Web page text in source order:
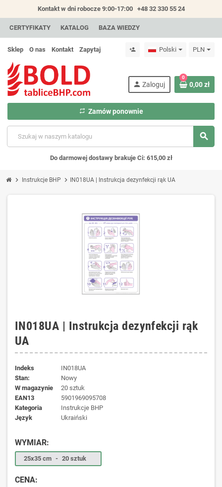
Kontakt w dni robocze 9:00-17:00 +48 32 330 55 24
CERTYFIKATY KATALOG BAZA WIEDZY
Sklep O nas Kontakt Zapytaj person_add Polski PLN
search
person Zaloguj
repeat Zamów ponownie
0
0,00 zł
Do darmowej dostawy brakuje Ci: 615,00 zł
chevron_right Instrukcje BHP chevron_right IN018UA | Instrukcja dezynfekcji rąk UA
IN018UA | Instrukcja dezynfekcji rąk
UA
Indeks
IN018UA
Stan:
Nowy
W magazynie
20 sztuk
EAN13
5901969095708
kategoria
Instrukcje BHP
język
Ukraiński
WYMIAR:
25x35 cm - 20 sztuk
CENA: